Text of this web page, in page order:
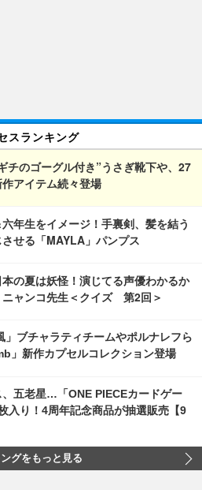
スランキング
チのゴーグル付き”うさぎ靴下や、27
アイテム続々登場
六年生をイメージ！手裏剣、髪を結う
せる「MAYLA」パンプス
本の夏は妖怪！演じてる声優わかるか
ニャンコ先生＜クイズ 第2回＞
」ブチャラティチームやポルナレフら
」新作カプセルコレクション登場
、五老星…「ONE PIECEカードゲー
入り！4周年記念商品が抽選販売【9
グをもっと見る